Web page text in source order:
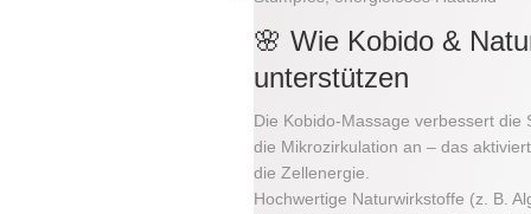
🌸 Wie Kobido &
unterstützen
Die Kobido-Massage verbessert
die Mikrozirkulation an – das
die Zellenergie.
Hochwertige Naturwirkstoffe (z. B.